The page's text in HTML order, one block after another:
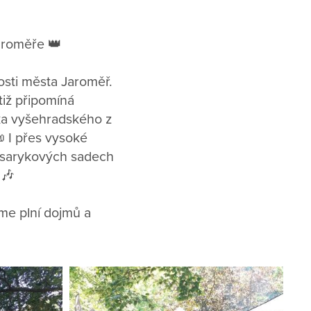
👑
města Jaroměř.
připomíná
vyšehradského z
I přes vysoké
sadech
plní dojmů a